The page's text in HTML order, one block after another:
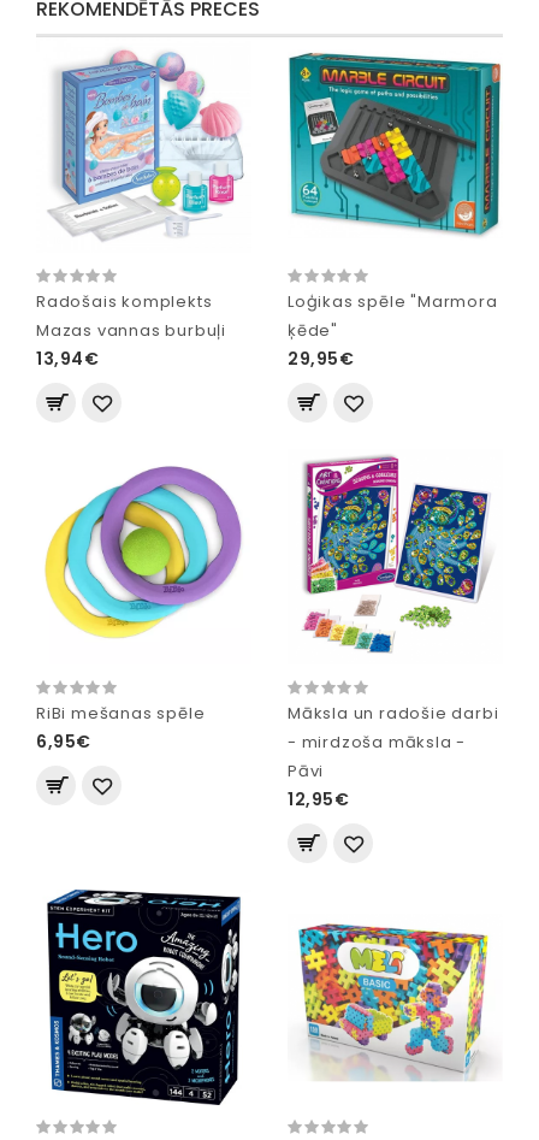
REKOMENDĒTĀS PRECES
Radošais komplekts
Mazas vannas burbuļi
13,94€
Loģikas spēle "Marmora
ķēde"
29,95€
RiBi mešanas spēle
6,95€
Māksla un radošie darbi
- mirdzoša māksla -
Pāvi
12,95€